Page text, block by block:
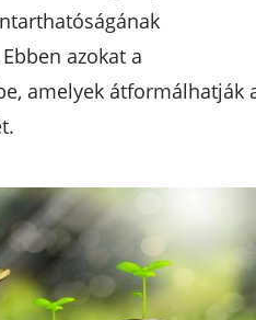
azokat a
amelyek átformálhatják